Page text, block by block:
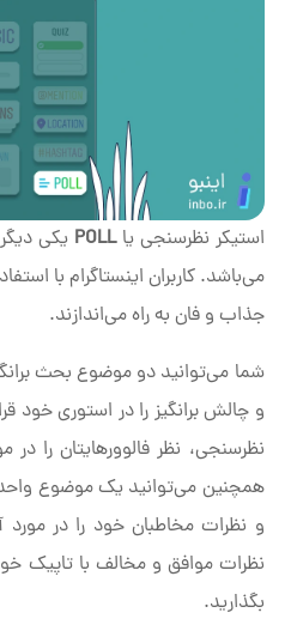
استیکر نظرسنجی یاPOLL یکی
می‌باشد. کاربران اینستاگرام با
جذاب و فان به راه می‌اندازند.
شما می‌توانید دو موضوع بحث
و چالش برانگیز را در استوری خود
نظرسنجی، نظر فالوورهایتان را
همچنین می‌توانید یک موضوع
و نظرات مخاطبان خود را در مورد
نظرات موافق و مخالف با تاپیک خود
بگذارید.